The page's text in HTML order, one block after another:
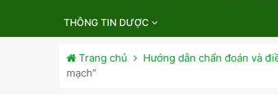
THÔNG TIN DƯỢC
Trang chủ Hướng dẫn chẩn đoán và
mạch”